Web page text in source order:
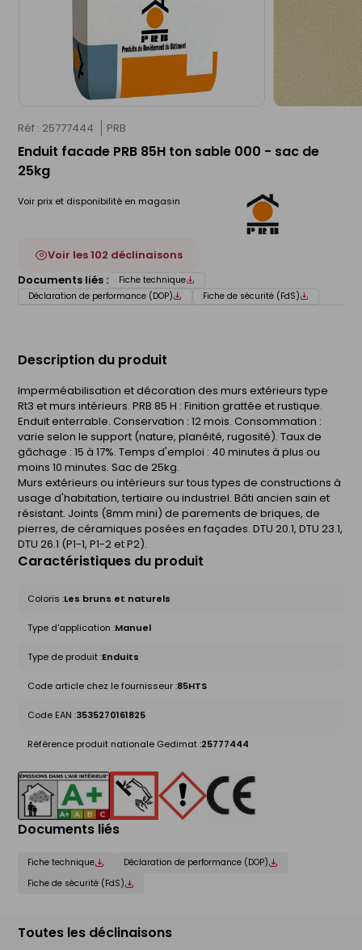
Réf : 25777444 PRB
Enduit facade PRB 85H ton sable 000 - sac de
25kg
Voir prix et disponibilité en magasin
Voir les 102 déclinaisons
Documents liés :
Fiche technique
Déclaration de performance (DOP)
Fiche de sécurité (FdS)
Description du produit
Imperméabilisation et décoration des murs extérieurs type
Rt3 et murs intérieurs. PRB 85 H : Finition grattée et rustique.
Enduit enterrable. Conservation : 12 mois. Consommation :
varie selon le support (nature, planéité, rugosité). Taux de
gâchage : 15 à 17%. Temps d'emploi : 40 minutes à plus ou
moins 10 minutes. Sac de 25kg.
Murs extérieurs ou intérieurs sur tous types de constructions à
usage d'habitation, tertiaire ou industriel. Bâti ancien sain et
résistant. Joints (8mm mini) de parements de briques, de
pierres, de céramiques posées en façades. DTU 20.1, DTU 23.1,
DTU 26.1 (P1-1, P1-2 et P2).
Caractéristiques du produit
Coloris :Les bruns et naturels
Type d'application :Manuel
Type de produit :Enduits
Code article chez le fournisseur :85HTS
Code EAN :3535270161825
Référence produit nationale Gedimat :25777444
Documents liés
Fiche technique
Déclaration de performance (DOP)
Fiche de sécurité (FdS)
Toutes les déclinaisons